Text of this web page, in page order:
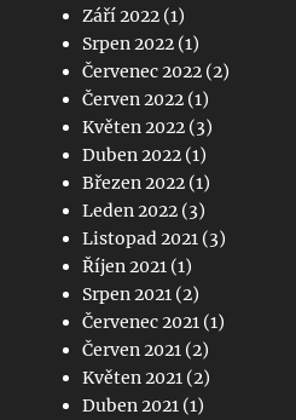
Září 2022 (1)
Srpen 2022 (1)
Červenec 2022 (2)
Červen 2022 (1)
Květen 2022 (3)
Duben 2022 (1)
Březen 2022 (1)
Leden 2022 (3)
Listopad 2021 (3)
Říjen 2021 (1)
Srpen 2021 (2)
Červenec 2021 (1)
Červen 2021 (2)
Květen 2021 (2)
Duben 2021 (1)